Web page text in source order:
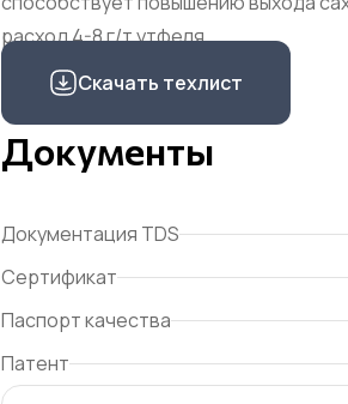
расход 4-8 г/т утфеля
Скачать техлист
Документы
Документация TDS
Сертификат
Паспорт качества
Патент